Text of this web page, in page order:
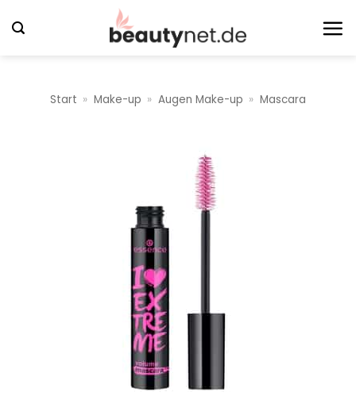
Inhalt
Start » Make-up » Augen Make-up » Mascara